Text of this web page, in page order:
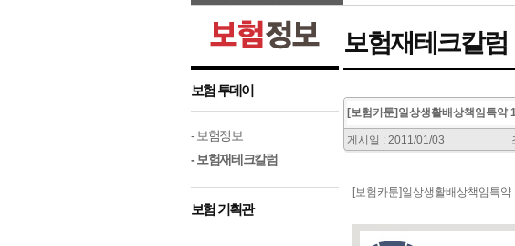
보험 투데이
- 보험정보
- 보험재테크칼럼
보험 기획관
보험재테크칼럼
[보험카툰]일상생활배상책임특약
게시일 : 2011/01/03
[보험카툰]일상생활배상책임특약